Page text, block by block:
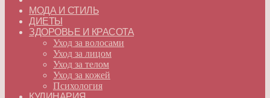
МОДА И СТИЛЬ
ДИЕТЫ
ЗДОРОВЬЕ И КРАСОТА
Уход за волосами
Уход за лицом
Уход за телом
Уход за кожей
Психология